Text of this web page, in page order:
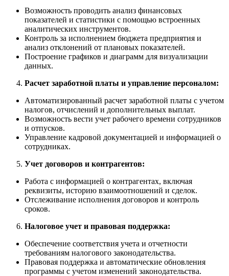
Возможность проводить анализ финансовых
показателей и статистики с помощью встроенных
аналитических инструментов.
Контроль за исполнением бюджета предприятия и
анализ отклонений от плановых показателей.
Построение графиков и диаграмм для визуализации
данных.
Расчет заработной платы и управление персоналом:
Автоматизированный расчет заработной платы с учетом
налогов, отчислений и дополнительных выплат.
Возможность вести учет рабочего времени сотрудников
и отпусков.
Управление кадровой документацией и информацией о
сотрудниках.
Учет договоров и контрагентов:
Работа с информацией о контрагентах, включая
реквизиты, историю взаимоотношений и сделок.
Отслеживание исполнения договоров и контроль
сроков.
Налоговое учет и правовая поддержка:
Обеспечение соответствия учета и отчетности
требованиям налогового законодательства.
Правовая поддержка и автоматические обновления
программы с учетом изменений законодательства.